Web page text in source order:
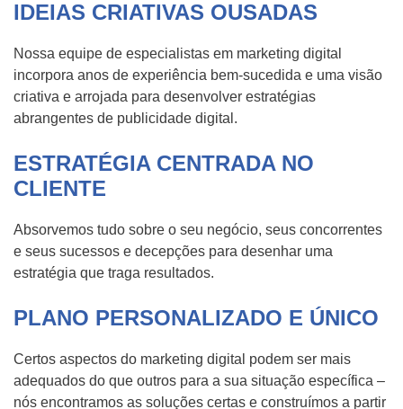
IDEIAS CRIATIVAS OUSADAS
Nossa equipe de especialistas em marketing digital
incorpora anos de experiência bem-sucedida e uma visão
criativa e arrojada para desenvolver estratégias
abrangentes de publicidade digital.
ESTRATÉGIA CENTRADA NO
CLIENTE
Absorvemos tudo sobre o seu negócio, seus concorrentes
e seus sucessos e decepções para desenhar uma
estratégia que traga resultados.
PLANO PERSONALIZADO E ÚNICO
Certos aspectos do marketing digital podem ser mais
adequados do que outros para a sua situação específica –
nós encontramos as soluções certas e construímos a partir